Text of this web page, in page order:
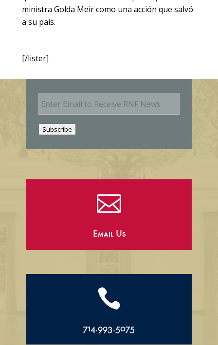
ministra Golda Meir como una acción que salvó
a su país.
[/lister]
E
m
Subscribe

Email Us

714.993.5075